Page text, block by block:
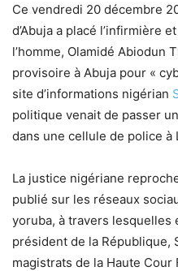
Ce vendredi 20 décembre
d’Abuja a placé l’infirmière
l’homme, Olamidé Abiodun
provisoire à Abuja pour «
site d’informations nigérian
politique venait de passer
dans une cellule de police à
La justice nigériane
publié sur les réseaux
yoruba, à travers
président de la République,
magistrats de la Haute Cour